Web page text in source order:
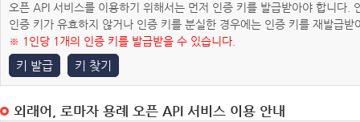
오픈 API 서비스를 이용하기 위해서는 먼저 인증 키를 발급받아야 합니다
인증 키가 유효하지 않거나 인증 키를 분실한 경우에는 인증 키를 재발급받
※ 1인당 1개의 인증 키를 발급받을 수 있습니다.
키 발급 키 찾기
외래어, 로마자 용례 오픈 API 서비스 이용 안내